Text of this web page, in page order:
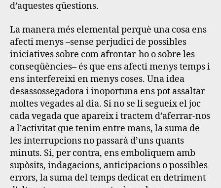
d’aquestes qüestions.
La manera més elemental perquè una cosa ens
afecti menys –sense perjudici de possibles
iniciatives sobre com afrontar-ho o sobre les
conseqüències– és que ens afecti menys temps i
ens interfereixi en menys coses. Una idea
desassossegadora i inoportuna ens pot assaltar
moltes vegades al dia. Si no se li segueix el joc
cada vegada que apareix i tractem d’aferrar-nos
a l’activitat que tenim entre mans, la suma de
les interrupcions no passarà d’uns quants
minuts. Si, per contra, ens emboliquem amb
supòsits, indagacions, anticipacions o possibles
errors, la suma del temps dedicat en detriment